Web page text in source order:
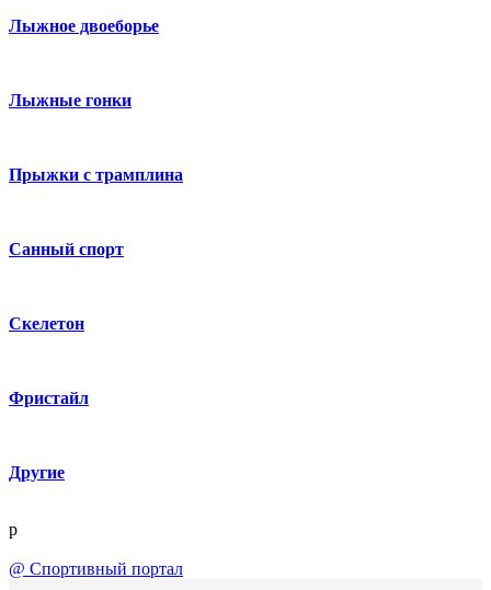
Лыжное двоеборье
Лыжные гонки
Прыжки с трамплина
Санный спорт
Скелетон
Фристайл
Другие
p
@ Спортивный портал